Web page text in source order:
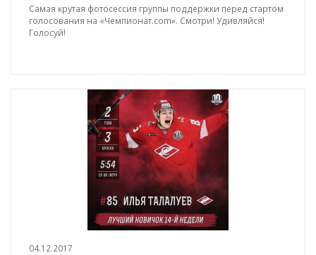
Самая крутая фотосессия группы поддержки перед стартом
голосования на «Чемпионат.com». Смотри! Удивляйся!
Голосуй!
04.12.2017